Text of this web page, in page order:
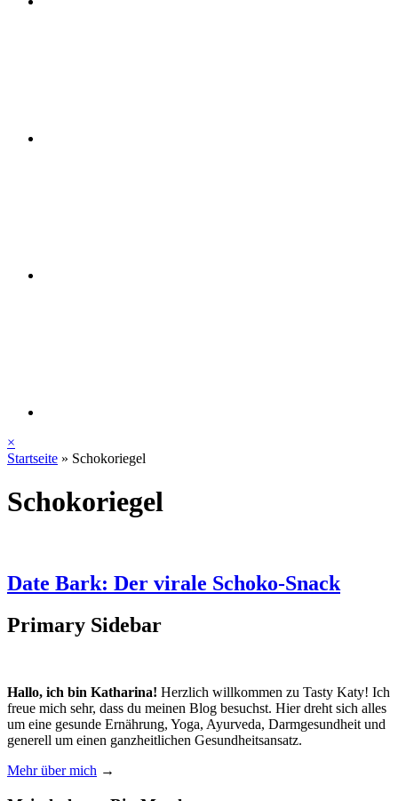
×
Startseite » Schokoriegel
Schokoriegel
Date Bark: Der virale Schoko-Snack
Primary Sidebar
Hallo, ich bin Katharina! Herzlich willkommen zu Tasty Katy! Ich
freue mich sehr, dass du meinen Blog besuchst. Hier dreht sich alles
um eine gesunde Ernährung, Yoga, Ayurveda, Darmgesundheit und
generell um einen ganzheitlichen Gesundheitsansatz.
Mehr über mich →